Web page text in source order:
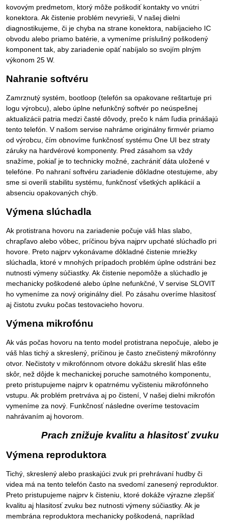
kovovým predmetom, ktorý môže poškodiť kontakty vo vnútri
konektora. Ak čistenie problém nevyrieši, V našej dielni
diagnostikujeme, či je chyba na strane konektora, nabíjacieho IC
obvodu alebo priamo batérie, a vymeníme príslušný poškodený
komponent tak, aby zariadenie opäť nabíjalo so svojím plným
výkonom 25 W.
Nahranie softvéru
Zamrznutý systém, bootloop (telefón sa opakovane reštartuje pri
logu výrobcu), alebo úplne nefunkčný softvér po neúspešnej
aktualizácii patria medzi časté dôvody, prečo k nám ľudia prinášajú
tento telefón. V našom servise nahráme originálny firmvér priamo
od výrobcu, čím obnovíme funkčnosť systému One UI bez straty
záruky na hardvérové komponenty. Pred zásahom sa vždy
snažíme, pokiaľ je to technicky možné, zachrániť dáta uložené v
telefóne. Po nahraní softvéru zariadenie dôkladne otestujeme, aby
sme si overili stabilitu systému, funkčnosť všetkých aplikácií a
absenciu opakovaných chýb.
Výmena slúchadla
Ak protistrana hovoru na zariadenie počuje váš hlas slabo,
chrapľavo alebo vôbec, príčinou býva najprv upchaté slúchadlo pri
hovore. Preto najprv vykonávame dôkladné čistenie mriežky
slúchadla, ktoré v mnohých prípadoch problém úplne odstráni bez
nutnosti výmeny súčiastky. Ak čistenie nepomôže a slúchadlo je
mechanicky poškodené alebo úplne nefunkčné, V servise SLOVIT
ho vymeníme za nový originálny diel. Po zásahu overíme hlasitosť
aj čistotu zvuku počas testovacieho hovoru.
Výmena mikrofónu
Ak vás počas hovoru na tento model protistrana nepočuje, alebo je
váš hlas tichý a skreslený, príčinou je často znečistený mikrofónny
otvor. Nečistoty v mikrofónnom otvore dokážu skresliť hlas ešte
skôr, než dôjde k mechanickej poruche samotného komponentu,
preto pristupujeme najprv k opatrnému vyčisteniu mikrofónneho
vstupu. Ak problém pretrváva aj po čistení, V našej dielni mikrofón
vymeníme za nový. Funkčnosť následne overíme testovacím
nahrávaním aj hovorom.
Prach znižuje kvalitu a hlasitosť zvuku
Výmena reproduktora
Tichý, skreslený alebo praskajúci zvuk pri prehrávaní hudby či
videa má na tento telefón často na svedomí zanesený reproduktor.
Preto pristupujeme najprv k čisteniu, ktoré dokáže výrazne zlepšiť
kvalitu aj hlasitosť zvuku bez nutnosti výmeny súčiastky. Ak je
membrána reproduktora mechanicky poškodená, napríklad